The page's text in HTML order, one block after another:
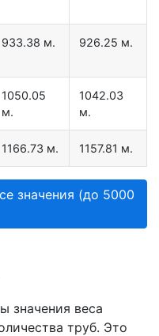
933.38 м. 926.25 м.
1050.05
м.
1042.03
м.
1166.73 м. 1157.81 м.
значения (до 5000
значения веса
труб. Это